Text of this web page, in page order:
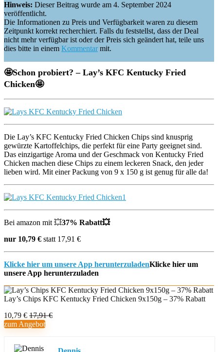
Hinweis: Dieser Beitrag wurde am 4. September 2024
veröffentlicht.
Die Informationen zu Preis und Verfügbarkeit waren zu diesem
Zeitpunkt korrekt recherchiert. Falls du feststellst, dass der Deal
nicht mehr verfügbar ist oder der Preis sich geändert hat, teile uns
dies bitte in einem Kommentarmit.
🤩Schon probiert? – Lay’s KFC Kentucky Fried
Chicken🤩
Die Lay’s KFC Kentucky Fried Chicken Chips sind knusprig
gewürzte Kartoffelchips, die perfekt für eine Party geeignet sind.
Das einzigartige Aroma und der Geschmack von Kentucky Fried
Chicken machen diese Chips zu einem leckeren Snack, den jeder
lieben wird. Mit einer Packung von 9 x 150 g ist genug für alle da!
Bei amazon mit 💥37% Rabatt💥
nur 10,79 € statt 17,91 €
Klicke hier um unsere App herunterzuladenKlicke hier um
unsere App herunterzuladen
Lay’s Chips KFC Kentucky Fried Chicken 9x150g – 37% Rabatt
10,79 € 17,91 €
zum Angebot